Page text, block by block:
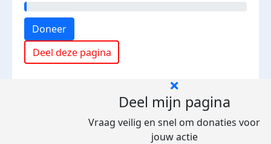
Doneer
Deel deze pagina
Deel mijn pagina
Vraag veilig en snel om donaties voor
jouw actie